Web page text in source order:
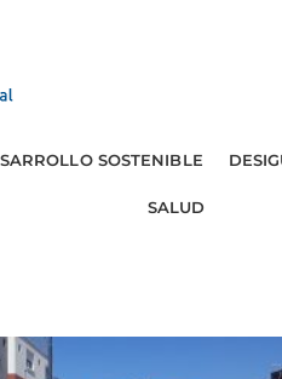
SOSTENIBLE
SALUD